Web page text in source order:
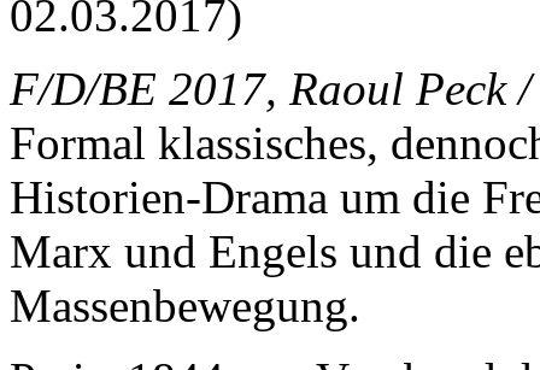
02.03.2017)
F/D/BE 2017, Raoul Peck
Formal klassisches,
Historien-Drama um die
Marx und Engels und die
Massenbewegung.